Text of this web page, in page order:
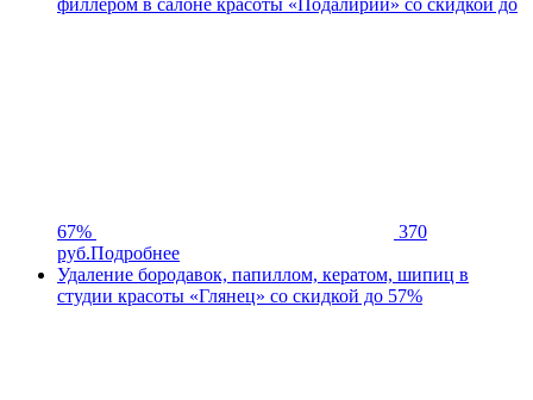
67%
370
руб.Подробнее
Удаление бородавок, папиллом, кератом, шипиц в
студии красоты «Глянец» со скидкой до 57%